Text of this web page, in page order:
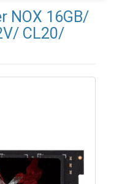
NOX 16GB/
CL20/